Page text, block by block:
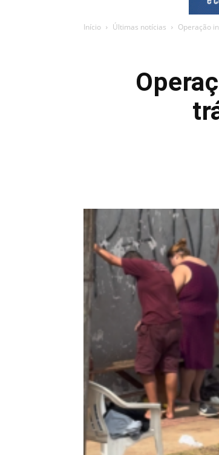
Início Últimas notícias Operação